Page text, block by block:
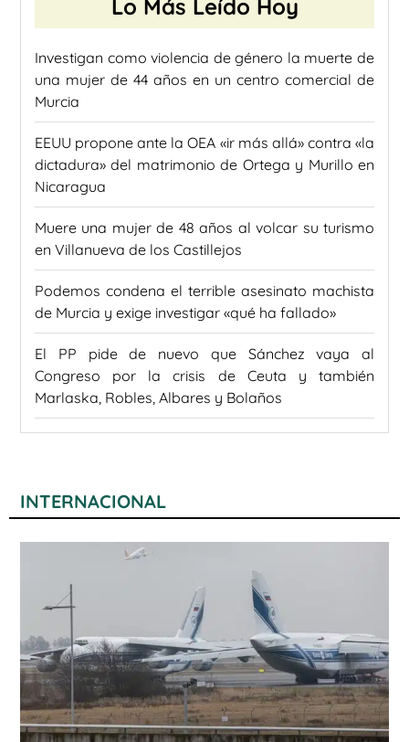
Lo Más Leído Hoy
Investigan como violencia de género la muerte de
una mujer de 44 años en un centro comercial de
Murcia
EEUU propone ante la OEA «ir más allá» contra «la
dictadura» del matrimonio de Ortega y Murillo en
Nicaragua
Muere una mujer de 48 años al volcar su turismo
en Villanueva de los Castillejos
Podemos condena el terrible asesinato machista
de Murcia y exige investigar «qué ha fallado»
El PP pide de nuevo que Sánchez vaya al
Congreso por la crisis de Ceuta y también
Marlaska, Robles, Albares y Bolaños
INTERNACIONAL